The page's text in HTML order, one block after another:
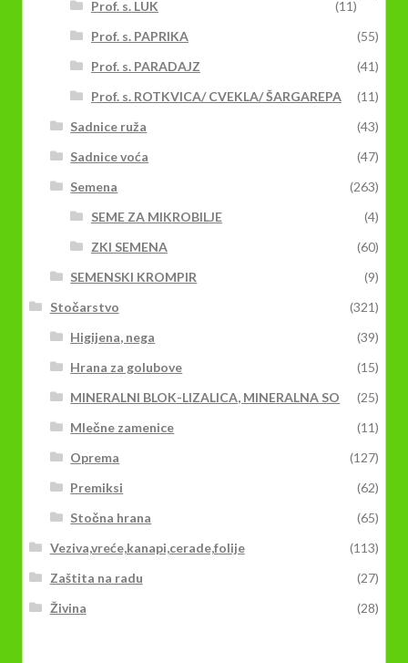
Prof. s. LUK
(11)
Prof. s. PAPRIKA
(55)
Prof. s. PARADAJZ
(41)
Prof. s. ROTKVICA/ CVEKLA/ ŠARGAREPA
(11)
Sadnice ruža
(43)
Sadnice voća
(47)
Semena
(263)
SEME ZA MIKROBILJE
(4)
ZKI SEMENA
(60)
SEMENSKI KROMPIR
(9)
Stočarstvo
(321)
Higijena, nega
(39)
Hrana za golubove
(15)
MINERALNI BLOK-LIZALICA, MINERALNA SO
(25)
Mlečne zamenice
(11)
Oprema
(127)
Premiksi
(62)
Stočna hrana
(65)
Veziva,vreće,kanapi,cerade,folije
(113)
Zaštita na radu
(27)
Živina
(28)